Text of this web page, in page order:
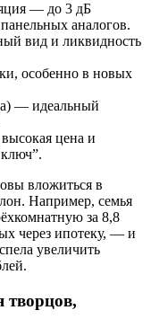
— до 3 дБ
аналогов.
вид и ликвидность
особенно в новых
— идеальный
цена и
вложиться в
Например, семья
за 8,8
через ипотеку, — и
увеличить
творцов,